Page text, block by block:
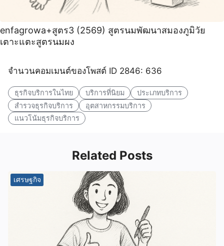
enfagrowa+สูตร3 (2569) สูตรนมพัฒนาสมองภูมิวัย
เตาะแตะสูตรนมผง
จำนวนคอมเมนต์ของโพสต์ ID 2846: 636
ธุรกิจบริการในไทย บริการที่นิยม
ประเภทบริการ
สำรวจธุรกิจบริการ
อุตสาหกรรมบริการ
แนวโน้มธุรกิจบริการ
Related Posts
เศรษฐกิจ